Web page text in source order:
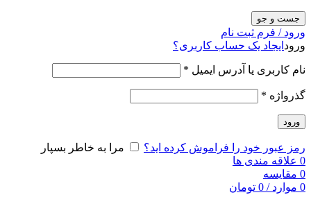
جست و جو
ورود / فرم ثبت نام
ورود ایجاد یک حساب کاربری؟
نام کاربری یا آدرس ایمیل *
گذرواژه *
ورود
رمز عبور خود را فراموش کرده اید؟
مرا به خاطر بسپار
0 علاقه مندی ها
0 مقایسه
0 موارد /
0 تومان